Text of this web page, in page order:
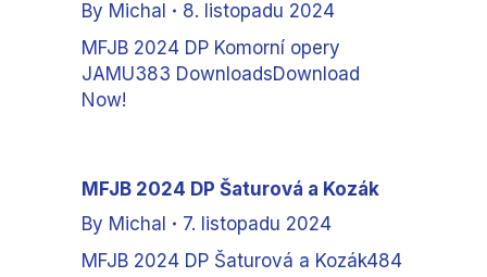
By Michal
8. listopadu 2024
MFJB 2024 DP Komorní opery
JAMU383 DownloadsDownload
Now!
MFJB 2024 DP Šaturová a Kozák
By Michal
7. listopadu 2024
MFJB 2024 DP Šaturová a Kozák484